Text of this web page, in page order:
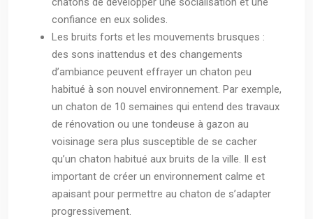
confiance en eux solides.
Les bruits forts et les mouvements brusques :
des sons inattendus et des changements
d’ambiance peuvent effrayer un chaton peu
habitué à son nouvel environnement. Par exemple,
un chaton de 10 semaines qui entend des travaux
de rénovation ou une tondeuse à gazon au
voisinage sera plus susceptible de se cacher
qu’un chaton habitué aux bruits de la ville. Il est
important de créer un environnement calme et
apaisant pour permettre au chaton de s’adapter
progressivement.